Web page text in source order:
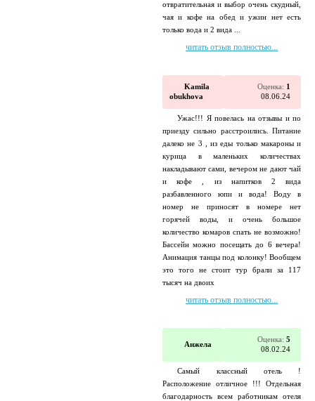
отвратительная и выбор очень скудный,
чая и кофе на обед и ужин нет есть
только вода и 2 вида ...
читать отзыв полностью...
Kamila
obukhova
Оценка: 1
08.06.24
Ужас!!! Я повелась на отзывы и по
приезду сильно расстроились. Питание
далеко не 3 , из еды только макароны и
курица в маленьких количествах
накладывают сами, вечером не дают чай
и кофе , из напитков 2 вида
разбавленного юпи и вода! Воду в
номер не приносят в номере нет
горячей воды, и очень большое
количество комаров спать не возможно!
Бассейн можно посещать до 6 вечера!
Анимация танцы под колонку! Вообщем
это того не стоит тур брали за 117
тысяч на двоих
читать отзыв полностью...
Анжела
Оценка: 5
08.02.24
Самый классный отель !
Расположение отличное !!! Отдельная
благодарность всем работникам отеля